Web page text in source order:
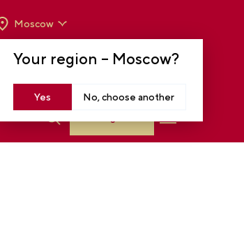
Your region – Moscow?
Yes No, choose another
Moscow
TO 8 P.M